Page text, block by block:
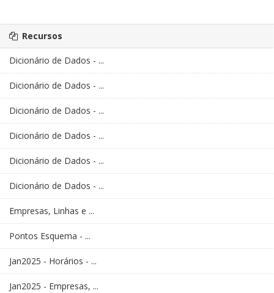
Recursos
Dicionário de Dados - ...
Dicionário de Dados - ...
Dicionário de Dados - ...
Dicionário de Dados - ...
Dicionário de Dados - ...
Dicionário de Dados - ...
Empresas, Linhas e ...
Pontos Esquema - ...
Jan2025 - Horários - ...
Jan2025 - Empresas, ...